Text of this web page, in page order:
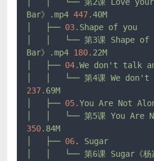
└── 第2课 Love
Bar》.mp4 447.40M
├── 03. Shape of you
└── 第3课 Shape of
Bar》.mp4 180. 22M
├── 04.We don't talk
└── 第4课 We don't
237. 69M
├── 05.You Are Not
└── 第5课 You Are
350. 84M
├── 06.
Sugar
└── 第6课 Sugar《杨